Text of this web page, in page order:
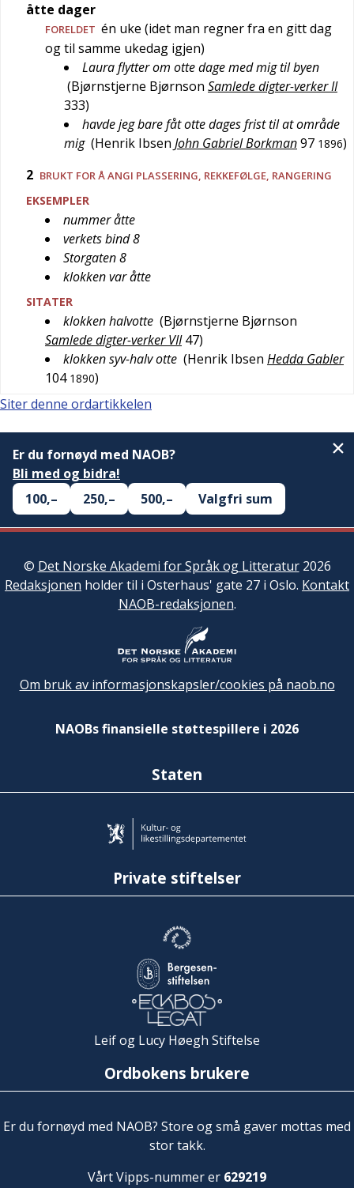
åtte dager
FORELDET én uke (idet man regner fra en gitt dag
og til samme ukedag igjen)
Laura flytter om otte dage med mig til byen
(Bjørnstjerne Bjørnson Samlede digter-verker II
333)
havde jeg bare fåt otte dages frist til at område
mig (Henrik Ibsen John Gabriel Borkman97 1896)
2 BRUKT FOR Å ANGI PLASSERING, REKKEFØLGE, RANGERING
EKSEMPLER
nummer åtte
verkets bind 8
Storgaten 8
klokken var åtte
SITATER
klokken halvotte (Bjørnstjerne Bjørnson
Samlede digter-verker VII 47)
klokken syv-halv otte (Henrik Ibsen Hedda Gabler
104 1890)
Siter denne ordartikkelen
Er du fornøyd med NAOB?
Bli med og bidra!
100,–
250,– 500,– Valgfri sum
© Det Norske Akademi for Språk og Litteratur2026
Redaksjonen holder til i Osterhaus' gate 27 i Oslo. Kontakt
NAOB-redaksjonen.
Om bruk av informasjonskapsler/cookies på naob.no
NAOBs finansielle støttespillere i 2026
Staten
Private stiftelser
Leif og Lucy Høegh Stiftelse
Ordbokens brukere
Er du fornøyd med NAOB? Store og små gaver mottas med
stor takk.
Vårt Vipps-nummer er 629219